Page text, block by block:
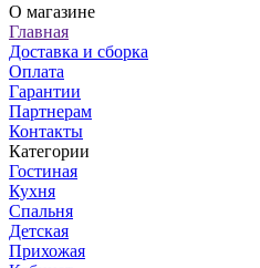
О магазине
Главная
Доставка и сборка
Оплата
Гарантии
Партнерам
Контакты
Категории
Гостиная
Кухня
Спальня
Детская
Прихожая